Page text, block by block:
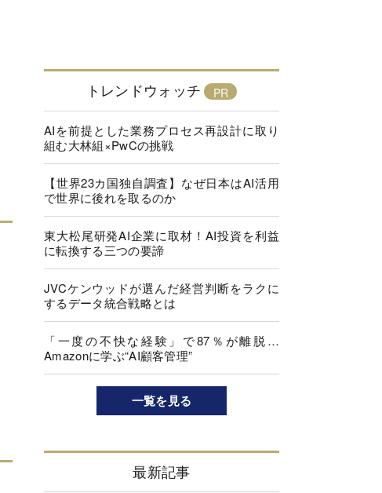
トレンドウォッチ
AIを前提とした業務プロセス再設計に取り
組む大林組×PwCの挑戦
【世界23カ国独自調査】なぜ日本はAI活用
で世界に後れを取るのか
東大松尾研発AI企業に取材！AI投資を利益
に転換する三つの要諦
JVCケンウッドが選んだ経営判断をラクに
するデータ統合戦略とは
「一度の不快な経験」で87％が離脱…
Amazonに学ぶ“AI顧客管理”
一覧を見る
最新記事